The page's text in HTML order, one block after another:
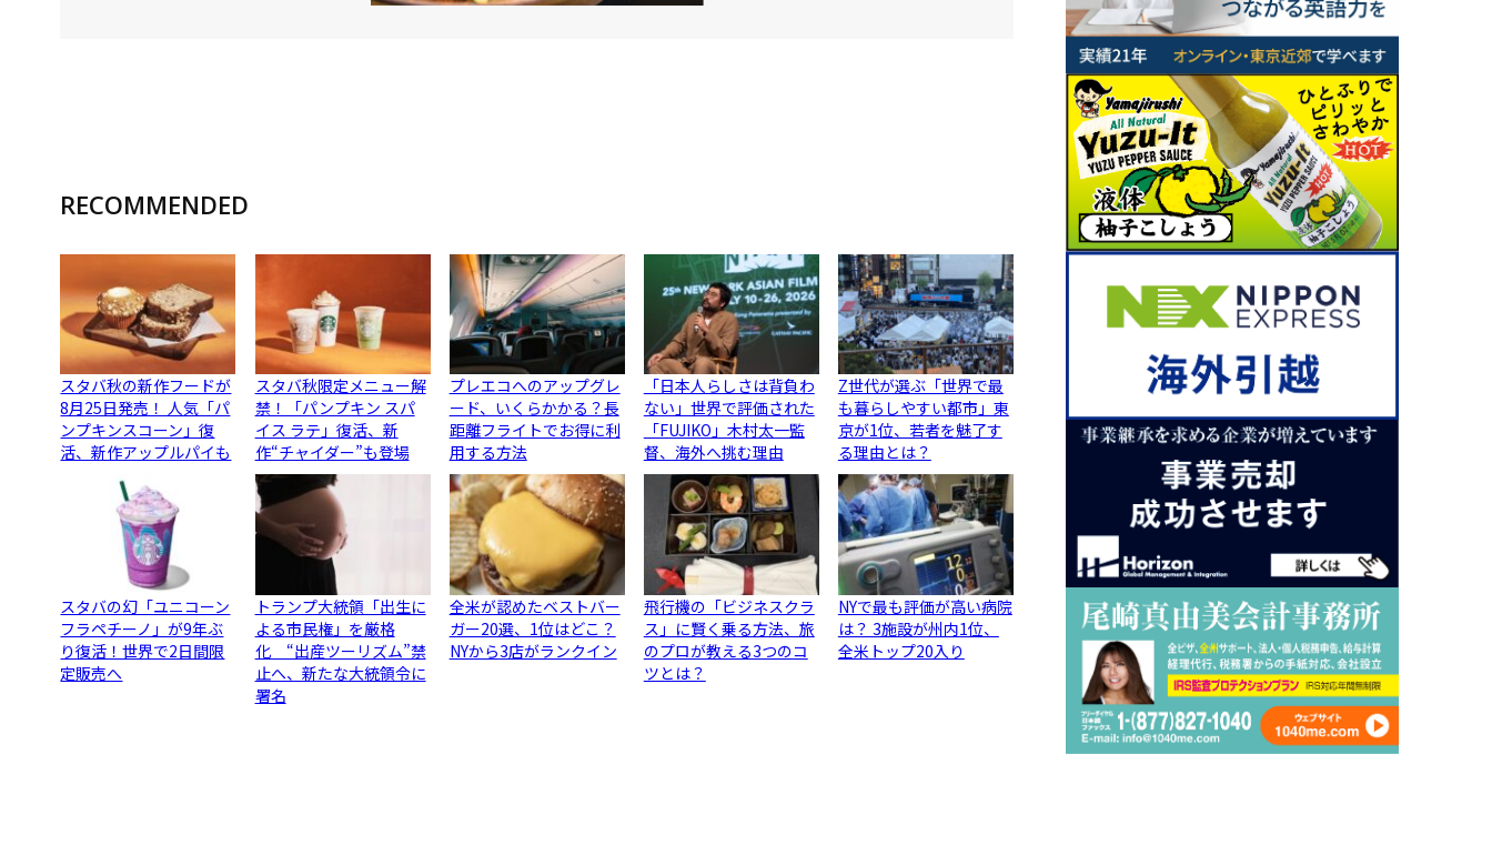
RECOMMENDED
スタバ秋の新作フードが
8月25日発売！ 人気「パ
ンプキンスコーン」復
活、新作アップルパイも
スタバ秋限定メニュー解
禁！「パンプキン スパ
イス ラテ」復活、新
作“チャイダー”も登場
プレエコへのアップグレ
ード、いくらかかる？長
距離フライトでお得に利
用する方法
「日本人らしさは背負わ
ない」世界で評価された
「FUJIKO」木村太一監
督、海外へ挑む理由
Z世代が選ぶ「世界で最
も暮らしやすい都市」東
京が1位、若者を魅了す
る理由とは？
スタバの幻「ユニコーン
フラペチーノ」が9年ぶ
り復活！世界で2日間限
定販売へ
トランプ大統領「出生に
よる市民権」を厳格
化 “出産ツーリズム”禁
止へ、新たな大統領令に
署名
全米が認めたベストバー
ガー20選、1位はどこ？
NYから3店がランクイン
飛行機の「ビジネスクラ
ス」に賢く乗る方法、旅
のプロが教える3つのコ
ツとは？
NYで最も評価が高い病院
は？ 3施設が州内1位、
全米トップ20入り